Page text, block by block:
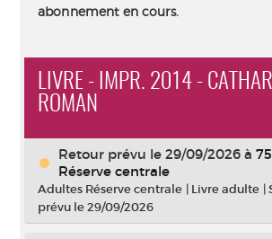
abonnement en cours.
LIVRE - IMPR. 2014 -
ROMAN
Retour prévu le 29/09/2026 à
Réserve centrale
Adultes Réserve centrale | Livre adulte |
prévu le 29/09/2026